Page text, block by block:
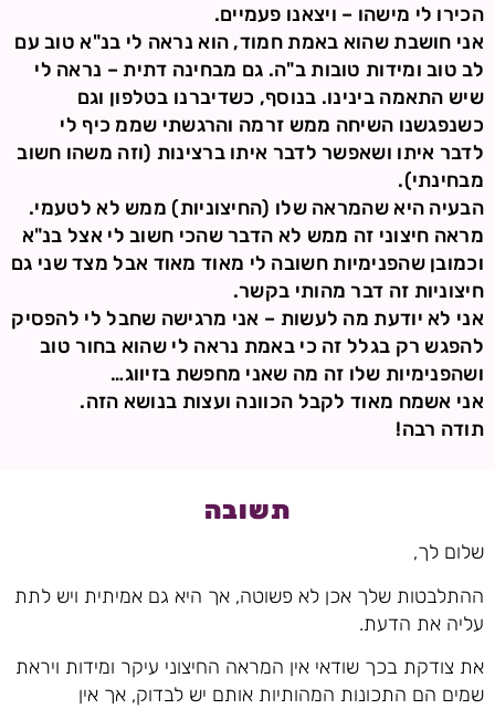
הכירו לי מישהו – ויצאנו פעמיים.
אני חושבת שהוא באמת חמוד, הוא נראה לי בנ"א טוב עם
לב טוב ומידות טובות ב"ה. גם מבחינה דתית – נראה לי
שיש התאמה בינינו. בנוסף, כשדיברנו בטלפון וגם
כשנפגשנו השיחה ממש זרמה והרגשתי שממ כיף לי
לדבר איתו ושאפשר לדבר איתו ברצינות (וזה משהו חשוב
מבחינתי).
הבעיה היא שהמראה שלו (החיצוניות) ממש לא לטעמי.
מראה חיצוני זה ממש לא הדבר שהכי חשוב לי אצל בנ"א
וכמובן שהפנימיות חשובה לי מאוד מאוד אבל מצד שני גם
חיצוניות זה דבר מהותי בקשר.
אני לא יודעת מה לעשות – אני מרגישה שחבל לי להפסיק
להפגש רק בגלל זה כי באמת נראה לי שהוא בחור טוב
ושהפנימיות שלו זה מה שאני מחפשת בזיווג…
אני אשמח מאוד לקבל הכוונה ועצות בנושא הזה.
תודה רבה!
תשובה
שלום לך,
ההתלבטות שלך אכן לא פשוטה, אך היא גם אמיתית ויש לתת
עליה את הדעת.
את צודקת בכך שודאי אין המראה החיצוני עיקר ומידות ויראת
שמים הם התכונות המהותיות אותם יש לבדוק, אך אין